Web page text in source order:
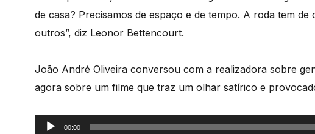
de casa? Precisamos de espaço e de tempo. A roda tem
outros”, diz Leonor Bettencourt.
João André Oliveira conversou com a realizadora sobre
agora sobre um filme que traz um olhar satírico e
Reprodutor
00:00